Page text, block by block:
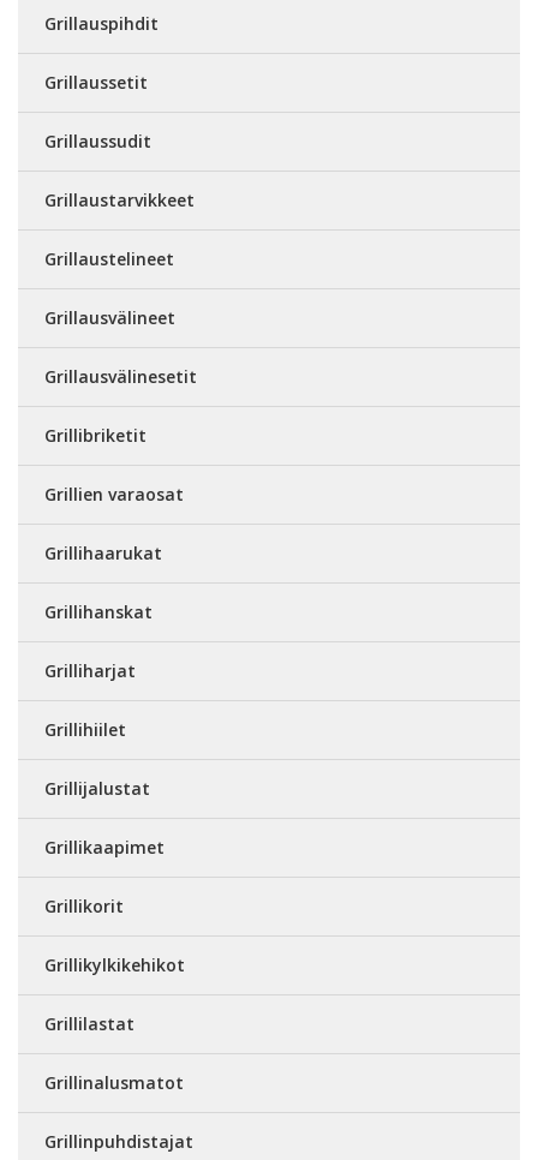
Grillauspihdit
Grillaussetit
Grillaussudit
Grillaustarvikkeet
Grillaustelineet
Grillausvälineet
Grillausvälinesetit
Grillibriketit
Grillien varaosat
Grillihaarukat
Grillihanskat
Grilliharjat
Grillihiilet
Grillijalustat
Grillikaapimet
Grillikorit
Grillikylkikehikot
Grillilastat
Grillinalusmatot
Grillinpuhdistajat